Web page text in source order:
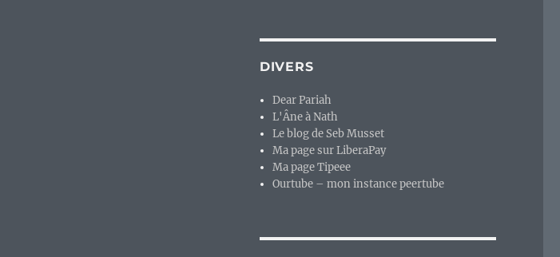
DIVERS
Dear Pariah
L'Âne à Nath
Le blog de Seb Musset
Ma page sur LiberaPay
Ma page Tipeee
Ourtube – mon instance peertube